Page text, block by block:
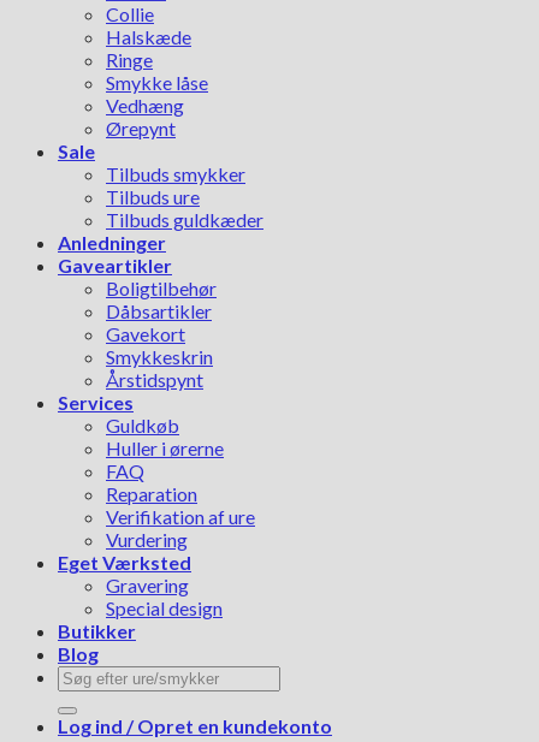
Collie
Halskæde
Ringe
Smykke låse
Vedhæng
Ørepynt
Sale
Tilbuds smykker
Tilbuds ure
Tilbuds guldkæder
Anledninger
Gaveartikler
Boligtilbehør
Dåbsartikler
Gavekort
Smykkeskrin
Årstidspynt
Services
Guldkøb
Huller i ørerne
FAQ
Reparation
Verifikation af ure
Vurdering
Eget Værksted
Gravering
Special design
Butikker
Blog
Søg
efter:
Log ind / Opret en kundekonto